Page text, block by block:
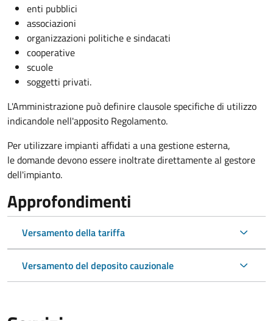
enti pubblici
associazioni
organizzazioni politiche e sindacati
cooperative
scuole
soggetti privati.
L'Amministrazione può definire clausole specifiche di utilizzo
indicandole nell'apposito Regolamento.
Per utilizzare impianti affidati a una gestione esterna,
le domande devono essere inoltrate direttamente al gestore
dell'impianto.
Approfondimenti
Versamento della tariffa
Versamento del deposito cauzionale